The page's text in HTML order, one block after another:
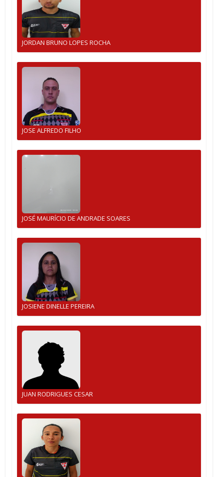
JORDAN BRUNO LOPES ROCHA
JOSE ALFREDO FILHO
JOSÉ MAURÍCIO DE ANDRADE SOARES
JOSIENE DINELLE PEREIRA
JUAN RODRIGUES CESAR